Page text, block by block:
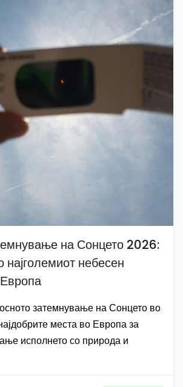
на Сонцето 2026:
небесен
затемнување на Сонцето во
места во Европа за
исполнето со природа и